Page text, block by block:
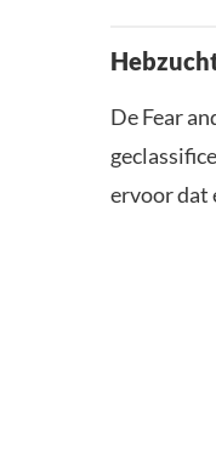
De Fear
ervoor dat